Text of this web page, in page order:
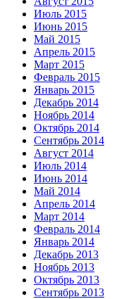
Июль 2015
Июнь 2015
Май 2015
Апрель 2015
Март 2015
Февраль 2015
Январь 2015
Декабрь 2014
Ноябрь 2014
Октябрь 2014
Сентябрь 2014
Август 2014
Июль 2014
Июнь 2014
Май 2014
Апрель 2014
Март 2014
Февраль 2014
Январь 2014
Декабрь 2013
Ноябрь 2013
Октябрь 2013
Сентябрь 2013